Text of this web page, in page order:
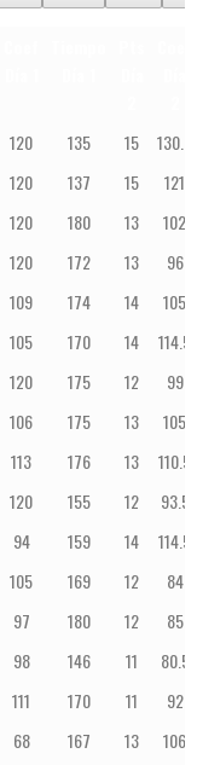
120 135 15
130.5
120 137 15
121
120 180 13
102
120 172 13
96
109 174 14
105
105 170 14
114.5
120 175 12
99
106 175 13
105
113 176 13
110.5
120 155 12
93.5
94 159 14
114.5
105 169 12
84
97 180 12
85
98 146 11
80.5
111 170 11
92
68 167 13
106